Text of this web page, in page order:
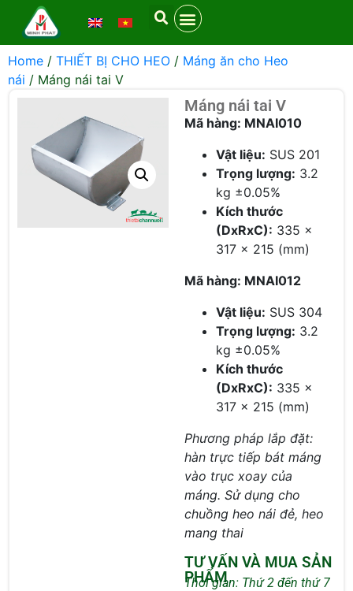
Home / THIẾT BỊ CHO HEO / Máng ăn cho Heo
nái / Máng nái tai V
Máng nái tai V
Mã hàng: MNAI010
Vật liệu: SUS 201
Trọng lượng: 3.2
kg ±0.05%
Kích thước
(DxRxC): 335 x
317 x 215 (mm)
Mã hàng: MNAI012
Vật liệu: SUS 304
Trọng lượng: 3.2
kg ±0.05%
Kích thước
(DxRxC): 335 x
317 x 215 (mm)
Phương pháp lắp đặt:
hàn trực tiếp bát máng
vào trục xoay của
máng. Sử dụng cho
chuồng heo nái đẻ, heo
mang thai
TƯ VẤN VÀ MUA SẢN
PHẨM
Thời gian: Thứ 2 đến thứ 7